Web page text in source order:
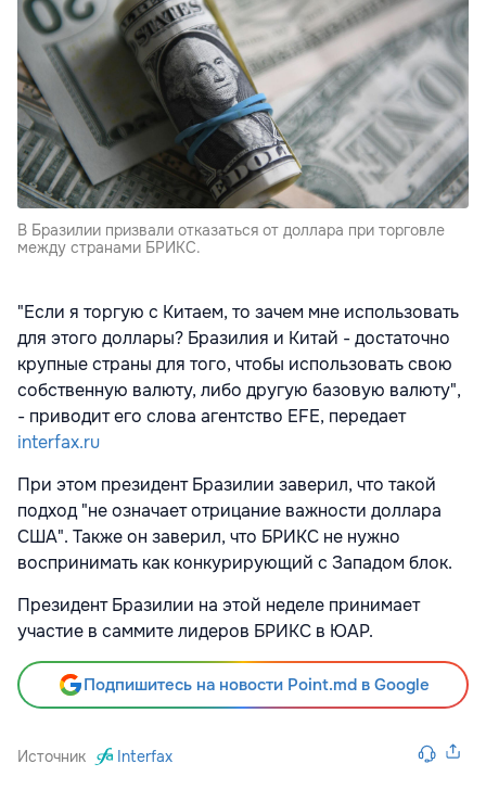
В Бразилии призвали отказаться от доллара при торговле
между странами БРИКС.
"Если я торгую с Китаем, то зачем мне использовать
для этого доллары? Бразилия и Китай - достаточно
крупные страны для того, чтобы использовать свою
собственную валюту, либо другую базовую валюту",
- приводит его слова агентство EFE, передает
interfax.ru
При этом президент Бразилии заверил, что такой
подход "не означает отрицание важности доллара
США". Также он заверил, что БРИКС не нужно
воспринимать как конкурирующий с Западом блок.
Президент Бразилии на этой неделе принимает
участие в саммите лидеров БРИКС в ЮАР.
Подпишитесь на новости Point.md в Google
Источник Interfax